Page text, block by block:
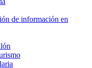
de información en